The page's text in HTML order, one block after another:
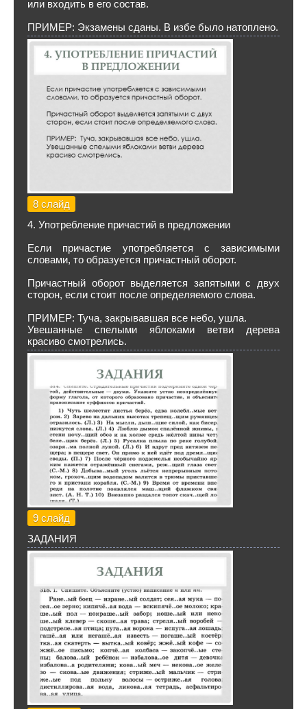
или входить в его состав.
ПРИМЕР: Экзамены сданы. В избе было натоплено.
8 слайд
4. Употребление причастий в предложении
Если причастие употребляется с зависимыми
словами, то образуется причастный оборот.
Причастный оборот выделяется запятыми с двух
сторон, если стоит после определяемого слова.
ПРИМЕР: Туча, закрывавшая все небо, ушла.
Увешанные спелыми яблоками ветви дерева
красиво смотрелись.
9 слайд
ЗАДАНИЯ